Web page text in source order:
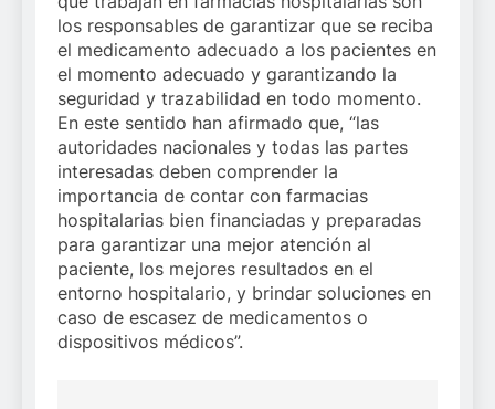
los responsables de garantizar que se reciba
el medicamento adecuado a los pacientes en
el momento adecuado y garantizando la
seguridad y trazabilidad en todo momento.
En este sentido han afirmado que, “las
autoridades nacionales y todas las partes
interesadas deben comprender la
importancia de contar con farmacias
hospitalarias bien financiadas y preparadas
para garantizar una mejor atención al
paciente, los mejores resultados en el
entorno hospitalario, y brindar soluciones en
caso de escasez de medicamentos o
dispositivos médicos”.